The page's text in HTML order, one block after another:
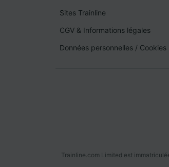
Sites Trainline
CGV & Informations légales
Données personnelles / Cookies
Trainline.com Limited est